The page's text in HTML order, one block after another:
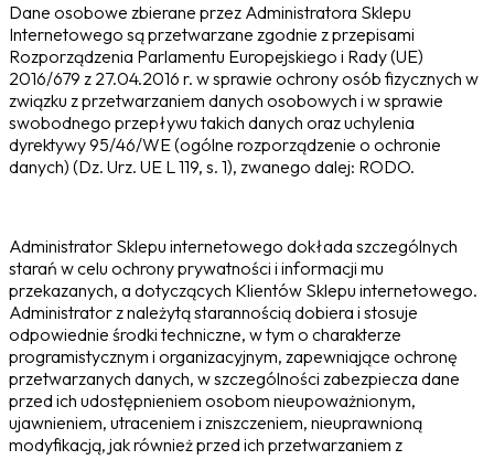
Dane osobowe zbierane przez Administratora Sklepu
Internetowego są przetwarzane zgodnie z przepisami
Rozporządzenia Parlamentu Europejskiego i Rady (UE)
2016/679 z 27.04.2016 r. w sprawie ochrony osób fizycznych w
związku z przetwarzaniem danych osobowych i w sprawie
swobodnego przepływu takich danych oraz uchylenia
dyrektywy 95/46/WE (ogólne rozporządzenie o ochronie
danych) (Dz. Urz. UE L 119, s. 1), zwanego dalej: RODO.
Administrator Sklepu internetowego dokłada szczególnych
starań w celu ochrony prywatności i informacji mu
przekazanych, a dotyczących Klientów Sklepu internetowego.
Administrator z należytą starannością dobiera i stosuje
odpowiednie środki techniczne, w tym o charakterze
programistycznym i organizacyjnym, zapewniające ochronę
przetwarzanych danych, w szczególności zabezpiecza dane
przed ich udostępnieniem osobom nieupoważnionym,
ujawnieniem, utraceniem i zniszczeniem, nieuprawnioną
modyfikacją, jak również przed ich przetwarzaniem z